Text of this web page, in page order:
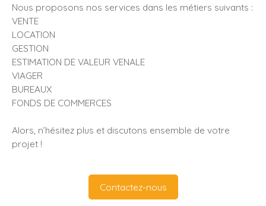
Nous proposons nos services dans les métiers suivants :
VENTE
LOCATION
GESTION
ESTIMATION DE VALEUR VENALE
VIAGER
BUREAUX
FONDS DE COMMERCES
Alors, n’hésitez plus et discutons ensemble de votre
projet !
Contactez-nous